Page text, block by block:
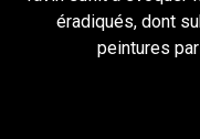
éradiqués, dont
peintures